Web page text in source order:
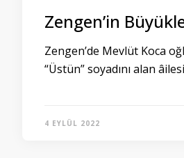
Zengen’in
Zengen’de Mevlüt Koca
“Üstün” soyadını alan
4 EYLÜL 2022